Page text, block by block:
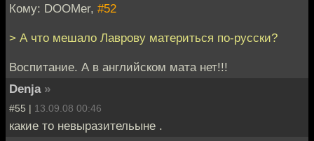
Кому: DOOMer, #52
> А что мешало Лаврову материться по-русски?
Воспитание. А в английском мата нет!!!
Denja »
#55 | 13.09.08 00:46
какие то невыразительыне .